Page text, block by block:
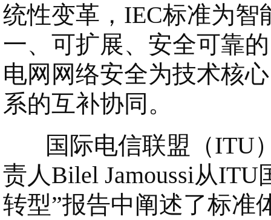
统性变革，IEC标准为
一、可扩展、安全可靠
电网网络安全为技术核
系的互补协同。
国际电信联盟（ITU）
责人Bilel Jamoussi从
转型”报告中阐述了标准